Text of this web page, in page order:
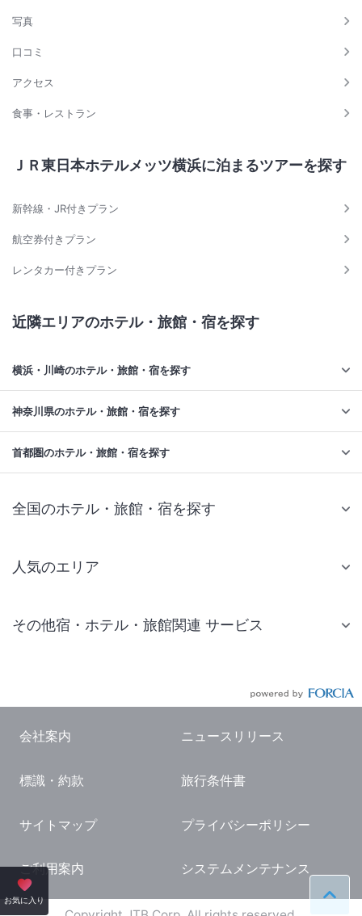
お気に入り ペー
写真
口コミ
アクセス
食事・レストラン
ＪＲ東日本ホテルメッツ横浜に泊まるツアーを探す
新幹線・JR付きプラン
航空券付きプラン
レンタカー付きプラン
近隣エリアのホテル・旅館・宿を探す
横浜・川崎のホテル・旅館・宿を探す
神奈川県のホテル・旅館・宿を探す
首都圏のホテル・旅館・宿を探す
全国のホテル・旅館・宿を探す
人気のエリア
仙台 ホテル
東京ドーム ホテル
横浜 ホテル
熱海 ホテル
京都 ホテル
大阪 ホテル
その他宿・ホテル・旅館関連 サービス
国内観光ガイド
旅行・観光情報
会社案内 ニュースリリース
標識・約款 旅行条件書
サイトマップ プライバシーポリシー
ご利用案内 システムメンテナンス